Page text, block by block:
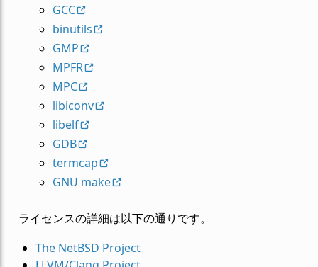
GCC
binutils
GMP
MPFR
MPC
libiconv
libelf
GDB
termcap
GNU make
ライセンスの詳細は以下の通りです。
The NetBSD Project